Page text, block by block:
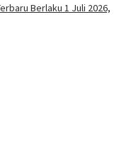
Berlaku 1 Juli 2026,